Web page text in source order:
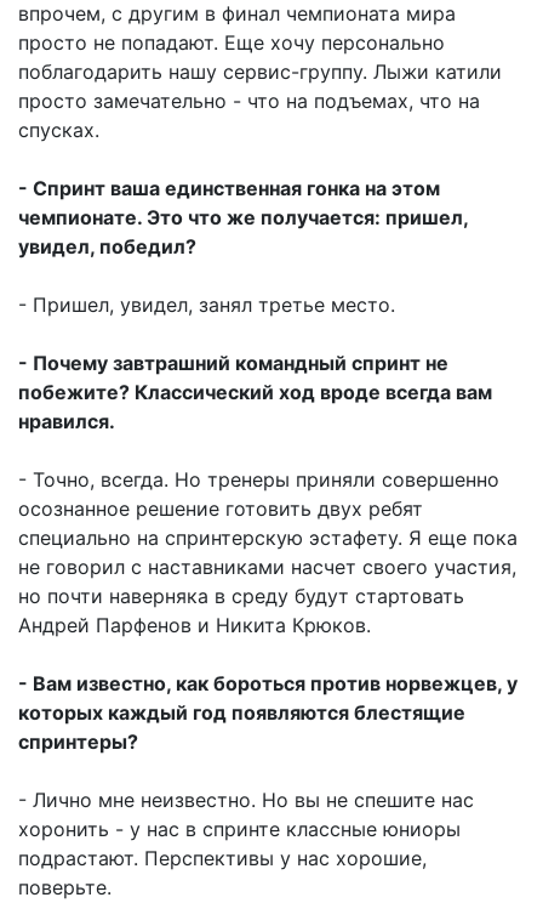
впрочем, с другим в финал чемпионата мира
просто не попадают. Еще хочу персонально
поблагодарить нашу сервис-группу. Лыжи катили
просто замечательно - что на подъемах, что на
спусках.
- Спринт ваша единственная гонка на этом
чемпионате. Это что же получается: пришел,
увидел, победил?
- Пришел, увидел, занял третье место.
- Почему завтрашний командный спринт не
побежите? Классический ход вроде всегда вам
нравился.
- Точно, всегда. Но тренеры приняли совершенно
осознанное решение готовить двух ребят
специально на спринтерскую эстафету. Я еще пока
не говорил с наставниками насчет своего участия,
но почти наверняка в среду будут стартовать
Андрей Парфенов и Никита Крюков.
- Вам известно, как бороться против норвежцев, у
которых каждый год появляются блестящие
спринтеры?
- Лично мне неизвестно. Но вы не спешите нас
хоронить - у нас в спринте классные юниоры
подрастают. Перспективы у нас хорошие,
поверьте.